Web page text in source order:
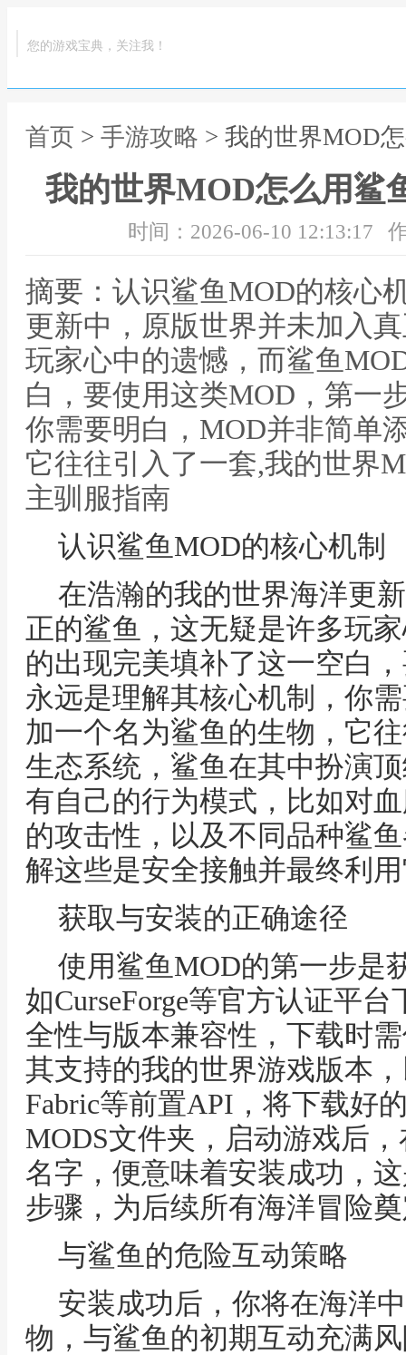
您的游戏宝典，关注我！
首页 > 手游攻略 > 我的世界MOD
我的世界MOD怎么用鲨
时间：2026-06-10 12:13:17
摘要：认识鲨鱼MOD的核心
更新中，原版世界并未加入
玩家心中的遗憾，而鲨鱼
白，要使用这类MOD，第一
你需要明白，MOD并非简单
它往往引入了一套,我的世界
主驯服指南
认识鲨鱼MOD的核心机制
在浩瀚的我的世界海洋更
正的鲨鱼，这无疑是许多玩
的出现完美填补了这一空白
永远是理解其核心机制，你
加一个名为鲨鱼的生物，它
生态系统，鲨鱼在其中扮演
有自己的行为模式，比如对
的攻击性，以及不同品种鲨
解这些是安全接触并最终利
获取与安装的正确途径
使用鲨鱼MOD的第一步是
如CurseForge等官方认证平
全性与版本兼容性，下载时
其支持的我的世界游戏版本
Fabric等前置API，将下载好
MODS文件夹，启动游戏后
名字，便意味着安装成功，
步骤，为后续所有海洋冒险
与鲨鱼的危险互动策略
安装成功后，你将在海洋
物，与鲨鱼的初期互动充满